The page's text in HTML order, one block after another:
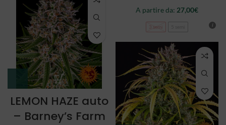
A partire da: 27,00€
3 semi
LEMON HAZE auto
– Barney’s Farm